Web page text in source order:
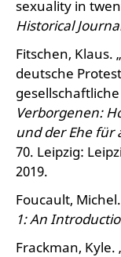
sexuality in
Historical
Fitschen, Klaus.
deutsche
Verborgenen:
und der Ehe für
70. Leipzig:
2019.
Foucault, Michel.
1: An
Frackman, Kyle.